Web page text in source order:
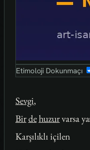
Etimoloji Dokunmaçı
Sevgi,
Birdehuzurvarsa
Karşılıklı içilen